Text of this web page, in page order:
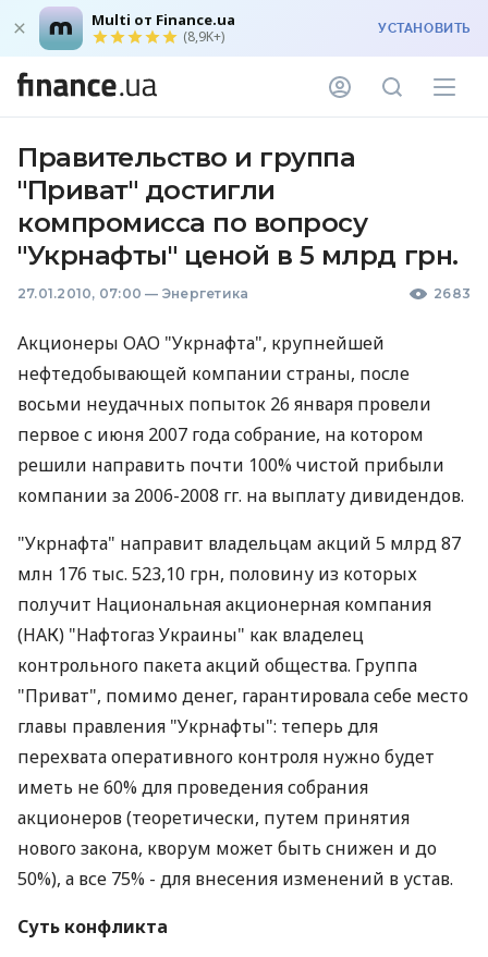
Multi от Finance.ua
(8,9K+) УСТАНОВИТЬ
Правительство и группа
"Приват" достигли
компромисса по вопросу
"Укрнафты" ценой в 5 млрд грн.
27.01.2010, 07:00 — Энергетика 2683
Акционеры ОАО "Укрнафта", крупнейшей
нефтедобывающей компании страны, после
восьми неудачных попыток 26 января провели
первое с июня 2007 года собрание, на котором
решили направить почти 100% чистой прибыли
компании за 2006-2008 гг. на выплату дивидендов.
"Укрнафта" направит владельцам акций 5 млрд 87
млн 176 тыс. 523,10 грн, половину из которых
получит Национальная акционерная компания
(НАК) "Нафтогаз Украины" как владелец
контрольного пакета акций общества. Группа
"Приват", помимо денег, гарантировала себе место
главы правления "Укрнафты": теперь для
перехвата оперативного контроля нужно будет
иметь не 60% для проведения собрания
акционеров (теоретически, путем принятия
нового закона, кворум может быть снижен и до
50%), а все 75% - для внесения изменений в устав.
Суть конфликта